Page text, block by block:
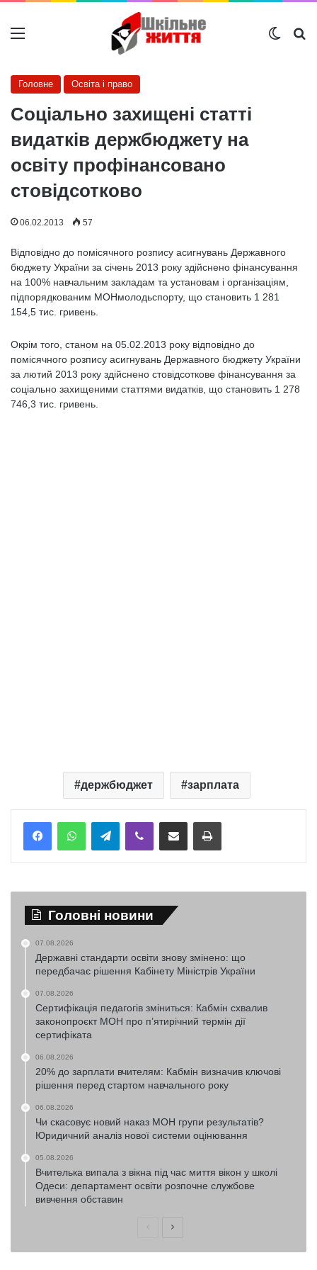
Меню
Головне Освіта і право
Соціально захищені статті
видатків держбюджету на
освіту профінансовано
стовідсотково
06.02.2013 57
Відповідно до помісячного розпису асигнувань Державного
бюджету України за січень 2013 року здійснено фінансування
на 100% навчальним закладам та установам і організаціям,
підпорядкованим МОНмолодьспорту, що становить 1 281
154,5 тис. гривень.
Окрім того, станом на 05.02.2013 року відповідно до
помісячного розпису асигнувань Державного бюджету України
за лютий 2013 року здійснено стовідсоткове фінансування за
соціально захищеними статтями видатків, що становить 1 278
746,3 тис. гривень.
держбюджет зарплата
TelegramViber Надіслати електронною поштоюНадрукувати
Головні новини
07.08.2026
Державні стандарти освіти знову змінено: що
передбачає рішення Кабінету Міністрів України
07.08.2026
Сертифікація педагогів зміниться: Кабмін схвалив
законопроєкт МОН про п’ятирічний термін дії
сертифіката
06.08.2026
20% до зарплати вчителям: Кабмін визначив ключові
рішення перед стартом навчального року
06.08.2026
Чи скасовує новий наказ МОН групи результатів?
Юридичний аналіз нової системи оцінювання
05.08.2026
Вчителька випала з вікна під час миття вікон у школі
Одеси: департамент освіти розпочне службове
вивчення обставин
ПопередняНаступна